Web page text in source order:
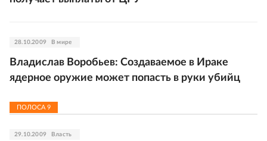
28.10.2009 В мире
Владислав Воробьев: Создаваемое в Ираке
ядерное оружие может попасть в руки убийц
ПОЛОСА 9
29.10.2009 Власть